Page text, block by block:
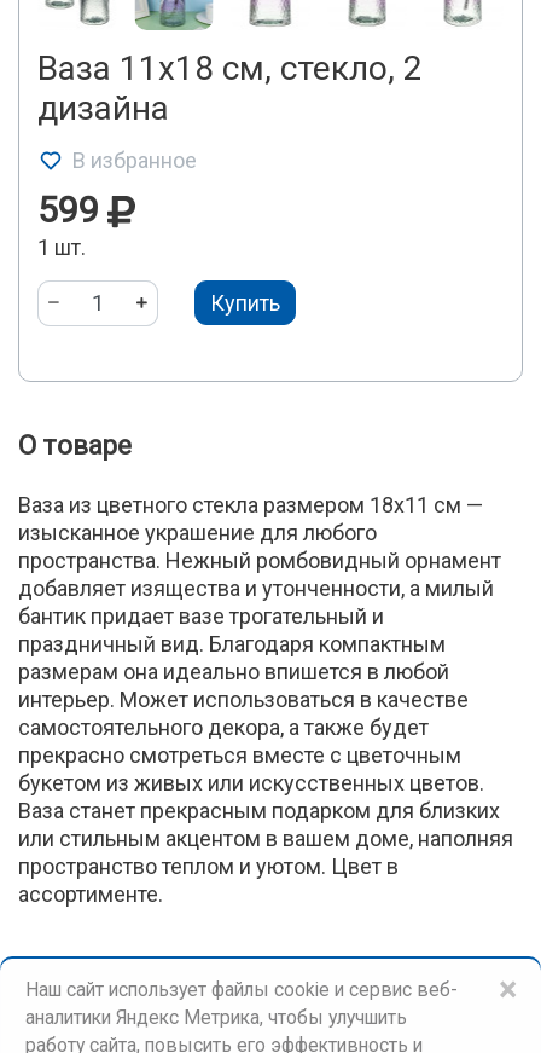
Ваза 11x18 см, стекло, 2
дизайна
В избранное
599
1 шт.
Купить
О товаре
Ваза из цветного стекла размером 18х11 см —
изысканное украшение для любого
пространства. Нежный ромбовидный орнамент
добавляет изящества и утонченности, а милый
бантик придает вазе трогательный и
праздничный вид. Благодаря компактным
размерам она идеально впишется в любой
интерьер. Может использоваться в качестве
самостоятельного декора, а также будет
прекрасно смотреться вместе с цветочным
букетом из живых или искусственных цветов.
Ваза станет прекрасным подарком для близких
или стильным акцентом в вашем доме, наполняя
пространство теплом и уютом. Цвет в
ассортименте.
×
Наш сайт использует файлы cookie и сервис веб-
аналитики Яндекс Метрика, чтобы улучшить
работу сайта, повысить его эффективность и